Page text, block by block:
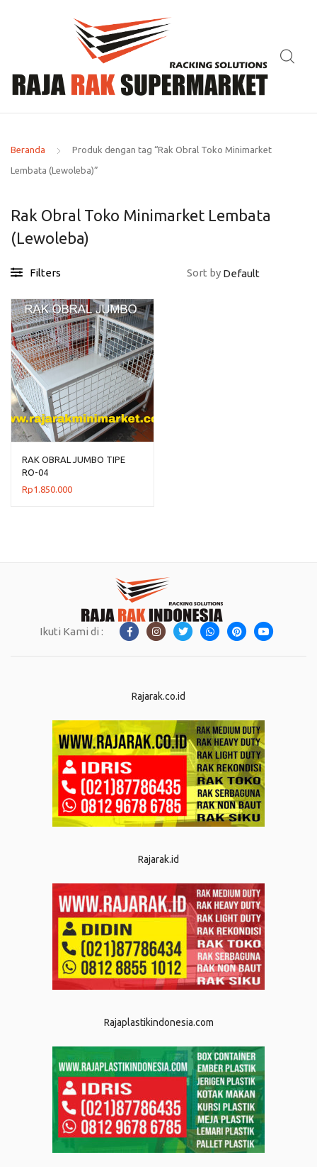
Beranda Produk dengan tag “Rak Obral Toko Minimarket
Lembata (Lewoleba)”
Rak Obral Toko Minimarket Lembata
(Lewoleba)
Filters Sort by
RAK OBRAL JUMBO TIPE
RO-04
Rp1.850.000
Ikuti Kami di :
Rajarak.co.id
Rajarak.id
Rajaplastikindonesia.com